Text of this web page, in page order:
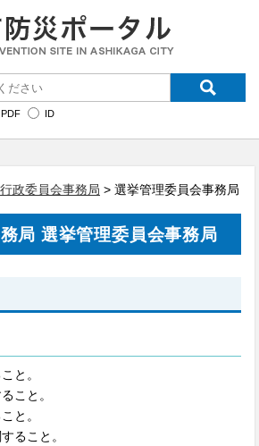
PDF ID
行政委員会事務局 > 選挙管理委員会事務局
局 選挙管理委員会事務局
と。
こと。
と。
ること。